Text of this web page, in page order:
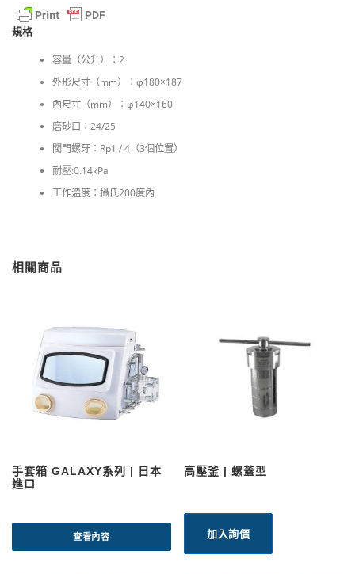
規格
容量（公升）：2
外形尺寸（mm）：φ180×187
內尺寸（mm）：φ140×160
磨砂口：24/25
閥門螺牙：Rp1 / 4（3個位置）
耐壓:0.14kPa
工作溫度：攝氏200度內
相關商品
手套箱 GALAXY系列 | 日本
進口
查看內容
高壓釜 | 螺蓋型
加入詢價